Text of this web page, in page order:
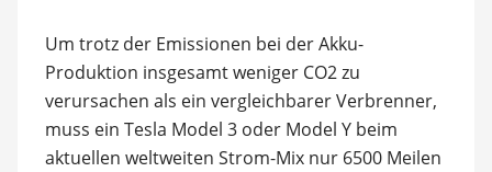
Um trotz der Emissionen bei der Akku-
Produktion insgesamt weniger CO2 zu
verursachen als ein vergleichbarer Verbrenner,
muss ein Tesla Model 3 oder Model Y beim
aktuellen weltweiten Strom-Mix nur 6500 Meilen